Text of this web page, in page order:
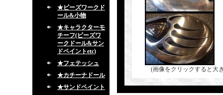
★ビーズワークド
ール&小物
★キャラクターモ
チーフ(ビーズワ
ークドール&サン
ドペイントetc)
★フェテッシュ
★カチーナドール
★サンドペイント
(画像をクリックすると大